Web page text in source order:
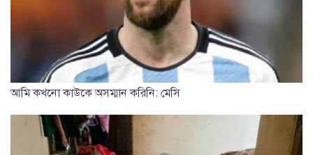
আমি কখনো কাউকে অসম্মান করিনি: মেসি